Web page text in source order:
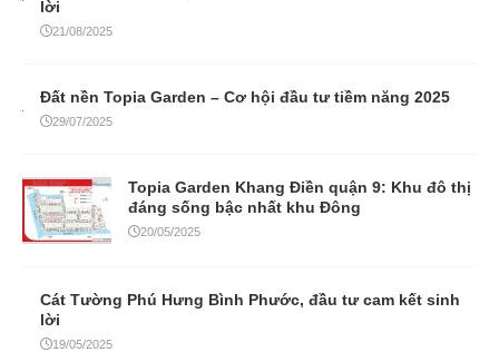
lời
21/08/2025
Đất nền Topia Garden – Cơ hội đầu tư tiềm năng 2025
29/07/2025
Topia Garden Khang Điền quận 9: Khu đô thị
đáng sống bậc nhất khu Đông
20/05/2025
Cát Tường Phú Hưng Bình Phước, đầu tư cam kết sinh
lời
19/05/2025